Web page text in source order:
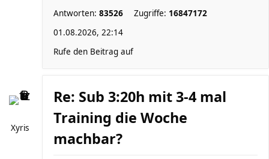
Antworten: 83526 Zugriffe: 16847172
01.08.2026, 22:14
Rufe den Beitrag auf
Xyris
Re: Sub 3:20h mit 3-4 mal
Training die Woche
machbar?